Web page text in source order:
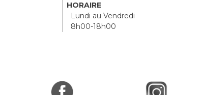
HORAIRE
Lundi au Vendredi
8h00-18h00